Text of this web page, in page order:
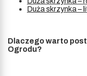
Duża skrzynka –
Dlaczego warto
Ogrodu?